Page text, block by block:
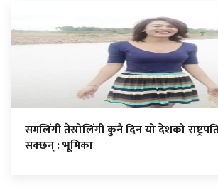
समलिंगी तेस्रोलिंगी कुनै दिन यो देशको राष्ट्रपति
सक्छन् : भूमिका